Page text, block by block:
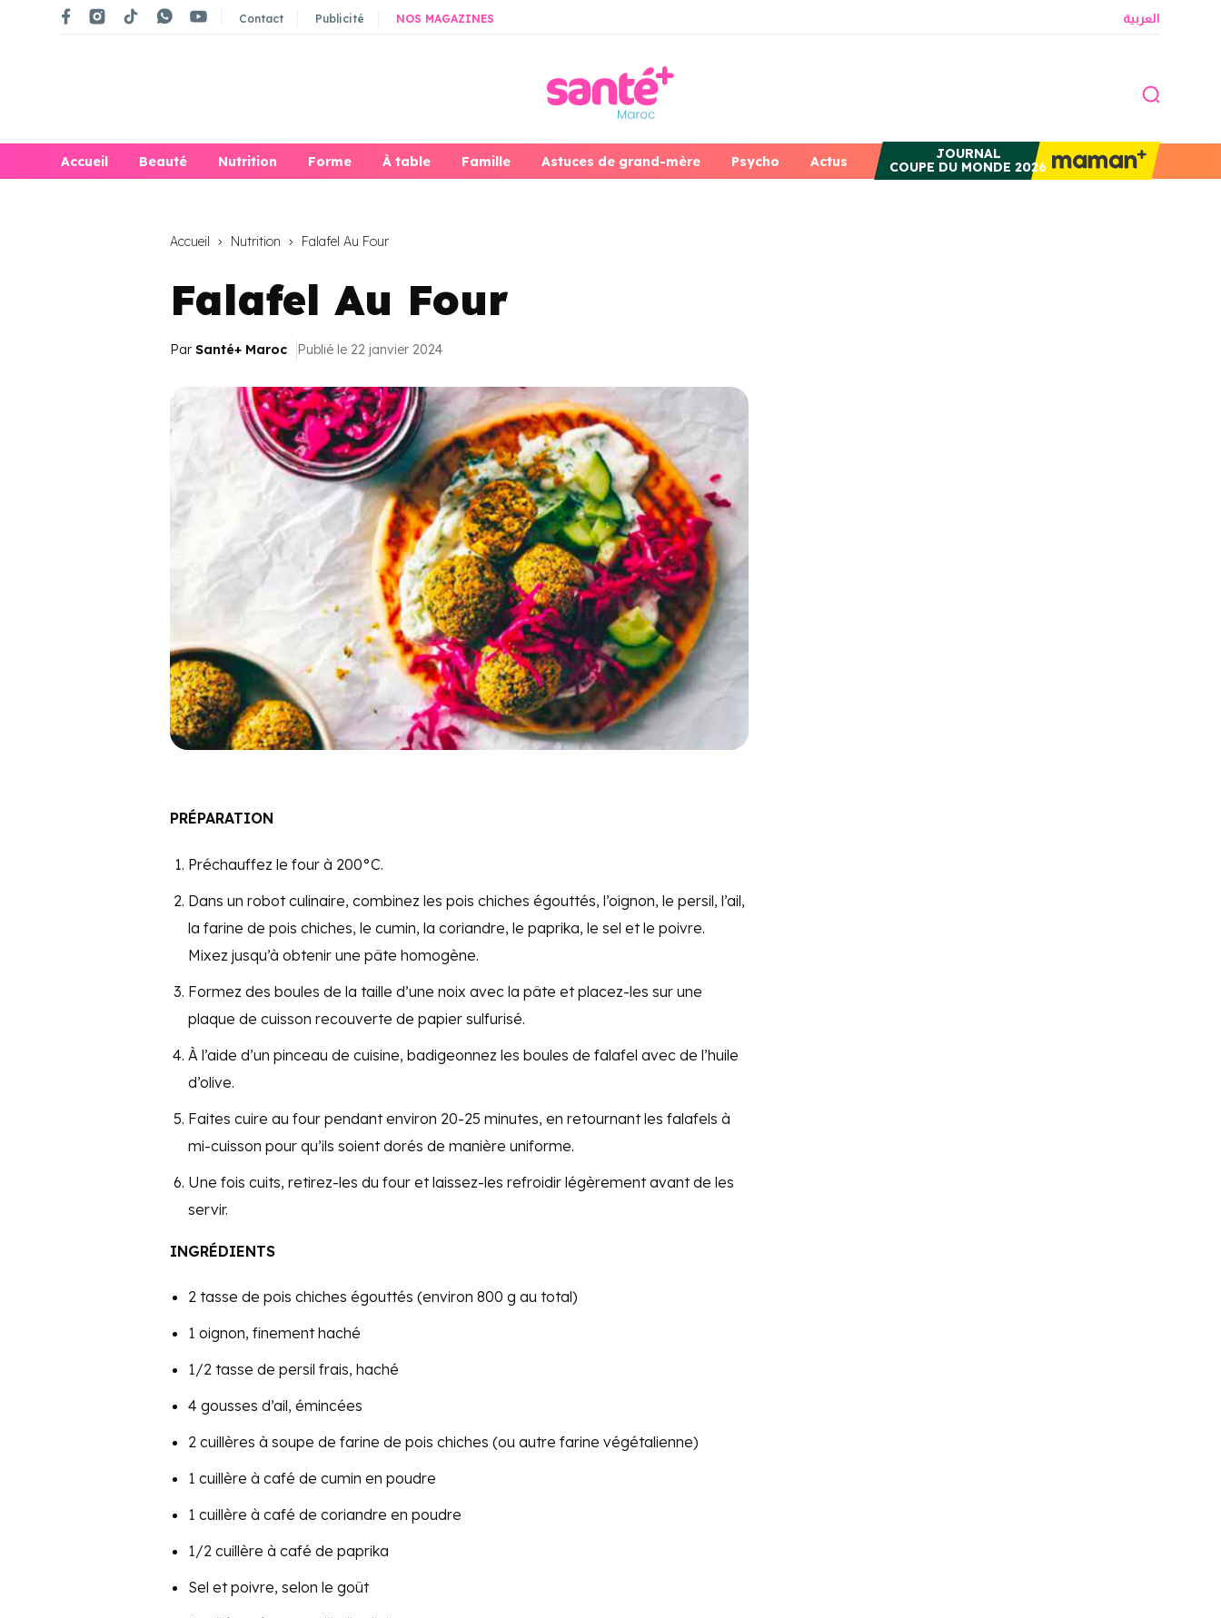
Contact Publicité NOS MAGAZINES العربية
Accueil Beauté Nutrition Forme À table Famille Astuces de grand-mère Psycho Actus
JOURNAL
COUPE DU MONDE 2026
Accueil Nutrition Falafel Au Four
Falafel Au Four
Par Santé+ Maroc Publié le 22 janvier 2024
PRÉPARATION
Préchauffez le four à 200°C.
Dans un robot culinaire, combinez les pois chiches égouttés, l’oignon, le persil, l’ail,
la farine de pois chiches, le cumin, la coriandre, le paprika, le sel et le poivre.
Mixez jusqu’à obtenir une pâte homogène.
Formez des boules de la taille d’une noix avec la pâte et placez-les sur une
plaque de cuisson recouverte de papier sulfurisé.
À l’aide d’un pinceau de cuisine, badigeonnez les boules de falafel avec de l’huile
d’olive.
Faites cuire au four pendant environ 20-25 minutes, en retournant les falafels à
mi-cuisson pour qu’ils soient dorés de manière uniforme.
Une fois cuits, retirez-les du four et laissez-les refroidir légèrement avant de les
servir.
INGRÉDIENTS
2 tasse de pois chiches égouttés (environ 800 g au total)
1 oignon, finement haché
1/2 tasse de persil frais, haché
4 gousses d’ail, émincées
2 cuillères à soupe de farine de pois chiches (ou autre farine végétalienne)
1 cuillère à café de cumin en poudre
1 cuillère à café de coriandre en poudre
1/2 cuillère à café de paprika
Sel et poivre, selon le goût